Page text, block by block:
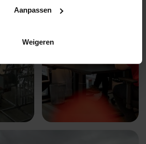
Aanpassen
Weigeren